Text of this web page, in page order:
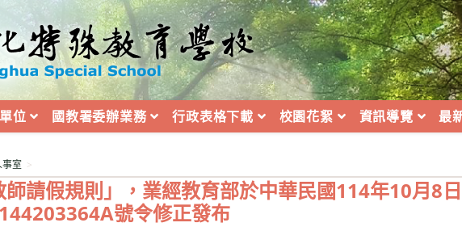
位 國教署委辦業務 行政表格下載 校園花絮 資訊導覽 最
師請假規則」，業經教育部於中華民國114年10月8
號令修正發布
事室 >